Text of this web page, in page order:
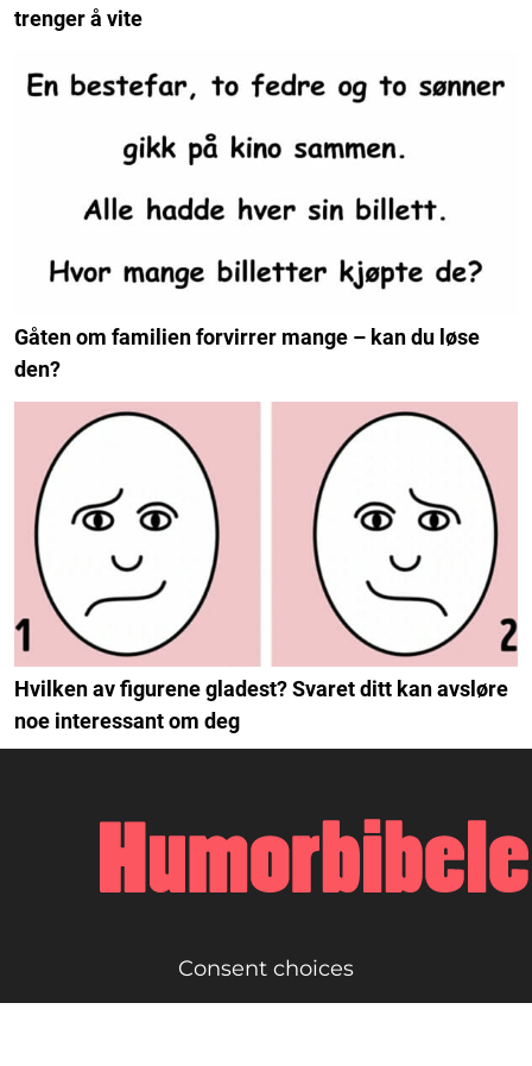
trenger å vite
Gåten om familien forvirrer mange – kan du løse
den?
Hvilken av figurene gladest? Svaret ditt kan avsløre
noe interessant om deg
Consent choices